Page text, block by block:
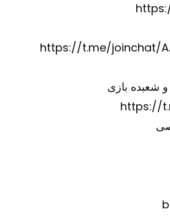
https://t.me/
بازی